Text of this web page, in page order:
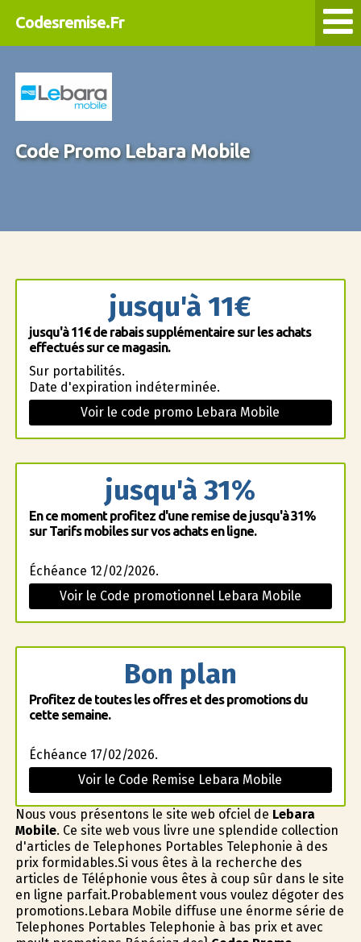
Codesremise.Fr
Code Promo Lebara Mobile
jusqu'à 11€
jusqu'à 11€ de rabais supplémentaire sur les achats
effectués sur ce magasin.
Sur portabilités.
Date d'expiration indéterminée.
Voir le code promo Lebara Mobile
jusqu'à 31%
En ce moment profitez d'une remise de jusqu'à 31%
sur Tarifs mobiles sur vos achats en ligne.
Échéance 12/02/2026.
Voir le Code promotionnel Lebara Mobile
Bon plan
Profitez de toutes les offres et des promotions du
cette semaine.
Échéance 17/02/2026.
Voir le Code Remise Lebara Mobile
Nous vous présentons le site web officiel de Lebara
Mobile. Ce site web vous livre une splendide collection
d'articles de Telephones Portables Telephonie à des
prix formidables.Si vous êtes à la recherche des
articles de Téléphonie vous êtes à coup sûr dans le site
en ligne parfait.Probablement vous voulez dégoter des
promotions.Lebara Mobile diffuse une énorme série de
Telephones Portables Telephonie à bas prix et avec